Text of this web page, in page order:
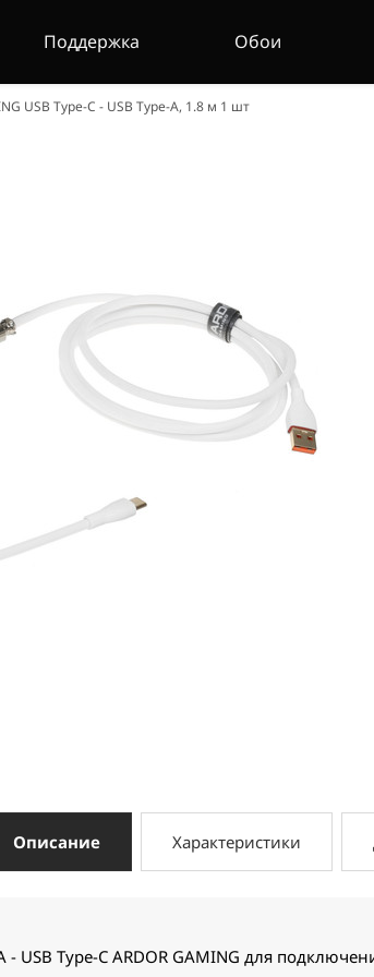
Поддержка Обои
USB Type-C - USB Type-A, 1.8 м 1 шт
Описание Характеристики
- USB Type-C ARDOR GAMING для